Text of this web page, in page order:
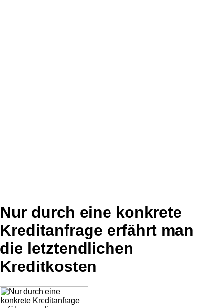
Nur durch eine konkrete
Kreditanfrage erfährt man
die letztendlichen
Kreditkosten